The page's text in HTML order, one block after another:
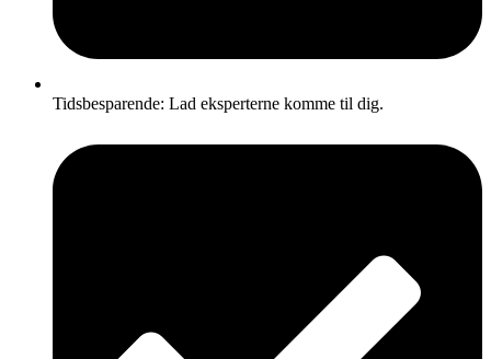
Tidsbesparende: Lad eksperterne komme til dig.